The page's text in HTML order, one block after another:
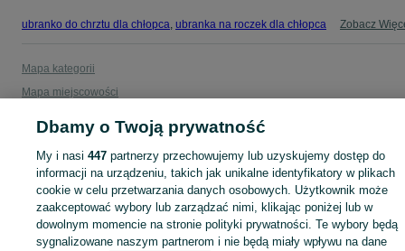
ubranko do chrztu dla chłopca, ubranka na roczek dla chłopca Zobacz
Mapa kategorii
Mapa miejscowości
Popularne wyszukiwania
Dbamy o Twoją prywatność
My i nasi447 partnerzy przechowujemy lub uzyskujemy dostęp do
informacji na urządzeniu, takich jak unikalne identyfikatory w plikach
cookie w celu przetwarzania danych osobowych. Użytkownik może
zaakceptować wybory lub zarządzać nimi, klikając poniżej lub w
dowolnym momencie na stronie polityki prywatności. Te wybory będą
sygnalizowane naszym partnerom i nie będą miały wpływu na dane